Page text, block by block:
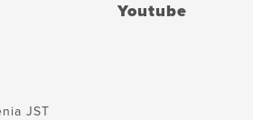
Youtube
JST